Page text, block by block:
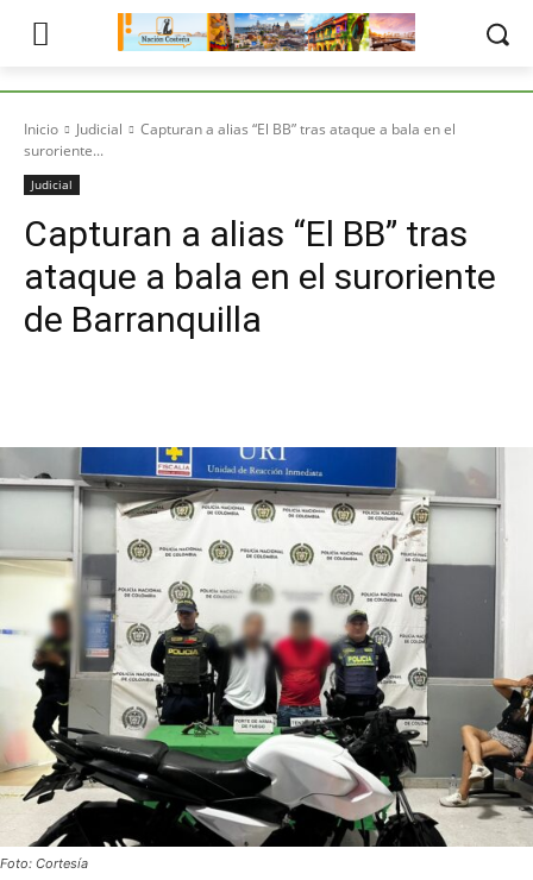
Inicio Judicial
Capturan a alias “El BB” tras ataque a bala en el
suroriente...
Judicial
Capturan a alias “El BB” tras
ataque a bala en el suroriente
de Barranquilla
Foto: Cortesía